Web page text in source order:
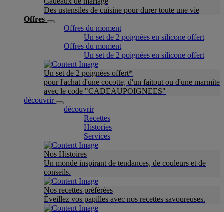
Des ustensiles de cuisine pour durer toute une vie
Offres
Offres du moment
Un set de 2 poignées en silicone offert
Offres du moment
Un set de 2 poignées en silicone offert
Un set de 2 poignées offert*
pour l'achat d'une cocotte, d'un faitout ou d'une marmite
avec le code "CADEAUPOIGNEES"
découvrir
découvrir
Recettes
Histories
Services
Nos Histoires
Un monde inspirant de tendances, de couleurs et de
conseils.
Nos recettes préférées
Éveillez vos papilles avec nos recettes savoureuses.